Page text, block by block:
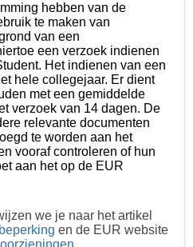
hebben van de
te maken van
van een
een verzoek indienen
Het indienen van een
hele collegejaar. Er dient
met een gemiddelde
verzoek van 14 dagen. De
relevante documenten
te worden aan het
vooraf controleren of hun
aan het op de EUR
we je naar het artikel
en de EUR website